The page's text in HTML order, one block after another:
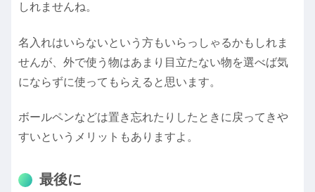
しれませんね。
名入れはいらないという方もいらっしゃるかもしれま
せんが、外で使う物はあまり目立たない物を選べば気
にならずに使ってもらえると思います。
ボールペンなどは置き忘れたりしたときに戻ってきや
すいというメリットもありますよ。
最後に